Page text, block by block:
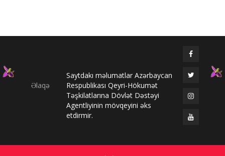
Prezidentlər Şuşada mətbuata bəyanatlarla çıxış
Elməddin Behbud: “IV Şuşa Qlobal Media Forumu
beynəlxalq media əməkdaşlığının nüfuzlu
platformasına çevrilib”
14-07-2026, 14:24
Əlaqə
Saytdakı məlumatlar Azərbaycan
Respublikası Qeyri-Hökumət
Təşkilatlarına Dövlət Dəstəyi
Agentliyinin mövqeyini əks
etdirmir.